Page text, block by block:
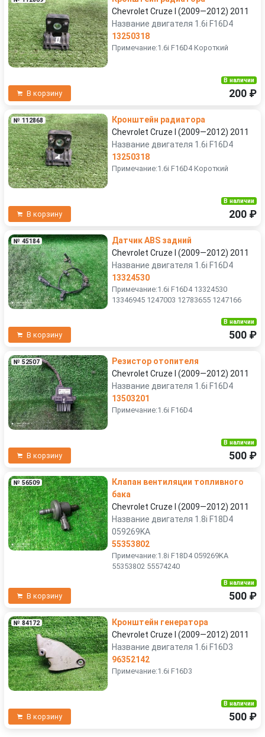
Chevrolet Cruze I (2009—2012) 2011
Название двигателя 1.6i F16D4
13250318
Примечание:1.6i F16D4 Короткий
В корзину
В наличии
200 ₽
№ 112868
Кронштейн радиатора
Chevrolet Cruze I (2009—2012) 2011
Название двигателя 1.6i F16D4
13250318
Примечание:1.6i F16D4 Короткий
В корзину
В наличии
200 ₽
№ 45184
Датчик ABS задний
Chevrolet Cruze I (2009—2012) 2011
Название двигателя 1.6i F16D4
13324530
Примечание:1.6i F16D4 13324530
13346945 1247003 12783655 1247166
В корзину
В наличии
500 ₽
№ 52507
Резистор отопителя
Chevrolet Cruze I (2009—2012) 2011
Название двигателя 1.6i F16D4
13503201
Примечание:1.6i F16D4
В корзину
В наличии
500 ₽
№ 56509
Клапан вентиляции топливного
бака
Chevrolet Cruze I (2009—2012) 2011
Название двигателя 1.8i F18D4
059269KA
55353802
Примечание:1.8i F18D4 059269KA
55353802 55574240
В корзину
В наличии
500 ₽
№ 84172
Кронштейн генератора
Chevrolet Cruze I (2009—2012) 2011
Название двигателя 1.6i F16D3
96352142
Примечание:1.6i F16D3
В корзину
В наличии
500 ₽